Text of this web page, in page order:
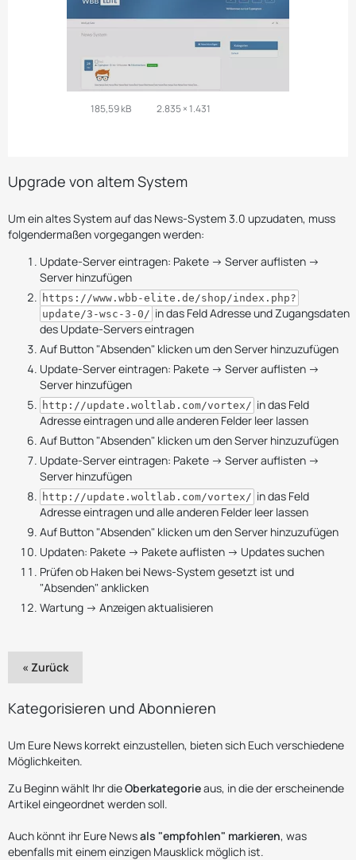
185,59 kB 2.835 × 1.431
Upgrade von altem System
Um ein altes System auf das News-System 3.0 upzudaten, muss
folgendermaßen vorgegangen werden:
Update-Server eintragen: Pakete -> Server auflisten ->
Server hinzufügen
https://www.wbb-elite.de/shop/index.php?
update/3-wsc-3-0/ in das Feld Adresse und Zugangsdaten
des Update-Servers eintragen
Auf Button "Absenden" klicken um den Server hinzuzufügen
Update-Server eintragen: Pakete -> Server auflisten ->
Server hinzufügen
http://update.woltlab.com/vortex/ in das Feld
Adresse eintragen und alle anderen Felder leer lassen
Auf Button "Absenden" klicken um den Server hinzuzufügen
Update-Server eintragen: Pakete -> Server auflisten ->
Server hinzufügen
http://update.woltlab.com/vortex/ in das Feld
Adresse eintragen und alle anderen Felder leer lassen
Auf Button "Absenden" klicken um den Server hinzuzufügen
Updaten: Pakete -> Pakete auflisten -> Updates suchen
Prüfen ob Haken bei News-System gesetzt ist und
"Absenden" anklicken
Wartung -> Anzeigen aktualisieren
« Zurück
Kategorisieren und Abonnieren
Um Eure News korrekt einzustellen, bieten sich Euch verschiedene
Möglichkeiten.
Zu Beginn wählt Ihr dieOberkategorieaus, in die der erscheinende
Artikel eingeordnet werden soll.
Auch könnt ihr Eure Newsals "empfohlen" markieren, was
ebenfalls mit einem einzigen Mausklick möglich ist.